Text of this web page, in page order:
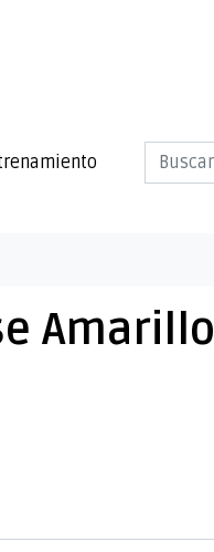
Amarillo